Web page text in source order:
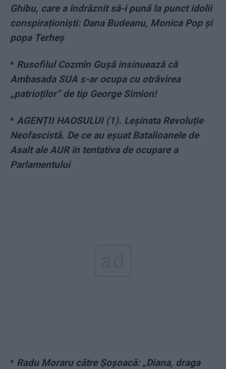
Ghibu, care a îndrăznit să-i pună la punct idolii
conspiraționiști: Dana Budeanu, Monica Pop și
popa Terheș
* Rusofilul Cozmin Gușă insinuează că
Ambasada SUA s-ar ocupa cu otrăvirea
„patrioților” de tip George Simion!
* AGENȚII HAOSULUI (1). Leșinata Revoluție
Neofascistă. De ce au eșuat Batalioanele de
Asalt ale AUR în tentativa de ocupare a
Parlamentului
* Radu Moraru către Șoșoacă: „Diana, draga